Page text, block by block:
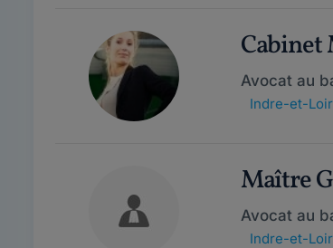
Cabinet
Avocat au
Indre-et-
Maître
Avocat au
Indre-et-